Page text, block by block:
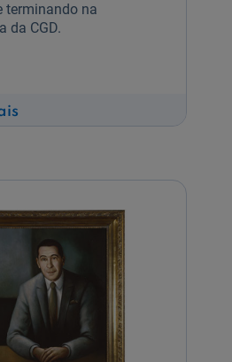
terminando na
da CGD.
sobre
Guilherme